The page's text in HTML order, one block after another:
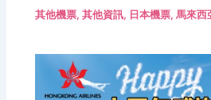
其他機票,其他資訊, 日本機票,馬來西